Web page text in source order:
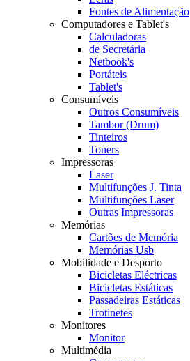
Fontes de Alimentação
Computadores e Tablet's
Calculadoras
de Secretária
Netbook's
Portáteis
Tablet's
Consumíveis
Outros Consumíveis
Tambor (Drum)
Tinteiros
Toners
Impressoras
Laser
Multifunções J. Tinta
Multifunções Laser
Outras Impressoras
Memórias
Cartões de Memória
Memórias Usb
Mobilidade e Desporto
Bicicletas Eléctricas
Bicicletas Estáticas
Passadeiras Estáticas
Trotinetes
Monitores
Monitor
Multimédia